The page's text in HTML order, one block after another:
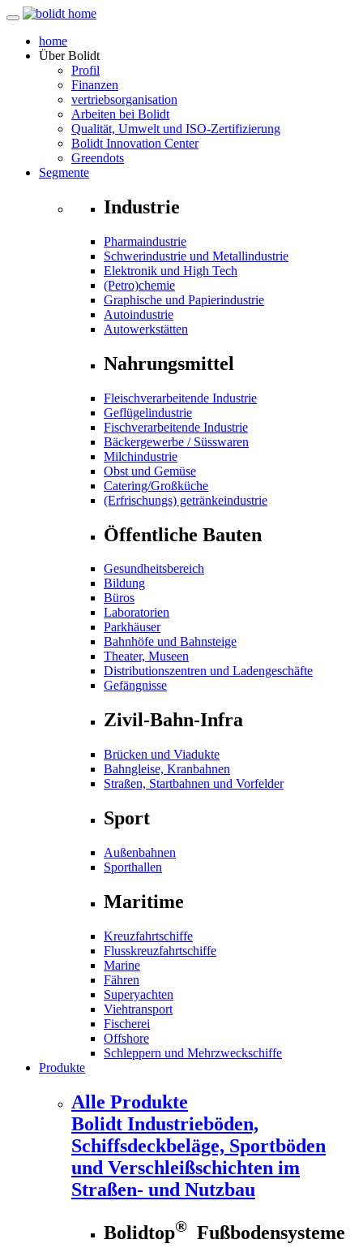
home
ÜberBolidt
Profil
Finanzen
vertriebsorganisation
Arbeiten bei Bolidt
Qualität, Umwelt und ISO-Zertifizierung
Bolidt Innovation Center
Greendots
Segmente
Industrie
Pharmaindustrie
Schwerindustrie und Metallindustrie
Elektronik und High Tech
(Petro)chemie
Graphische und Papierindustrie
Autoindustrie
Autowerkstätten
Nahrungsmittel
Fleischverarbeitende Industrie
Geflügelindustrie
Fischverarbeitende Industrie
Bäckergewerbe / Süsswaren
Milchindustrie
Obst und Gemüse
Catering/Großküche
(Erfrischungs) getränkeindustrie
Öffentliche Bauten
Gesundheitsbereich
Bildung
Büros
Laboratorien
Parkhäuser
Bahnhöfe und Bahnsteige
Theater, Museen
Distributionszentren und Ladengeschäfte
Gefängnisse
Zivil-Bahn-Infra
Brücken und Viadukte
Bahngleise, Kranbahnen
Straßen, Startbahnen und Vorfelder
Sport
Außenbahnen
Sporthallen
Maritime
Kreuzfahrtschiffe
Flusskreuzfahrtschiffe
Marine
Fähren
Superyachten
Viehtransport
Fischerei
Offshore
Schleppern und Mehrzweckschiffe
Produkte
Alle Produkte
Bolidt Industrieböden,
Schiffsdeckbeläge, Sportböden
und Verschleißschichten im
Straßen- und Nutzbau
Bolidtop® Fußbodensysteme